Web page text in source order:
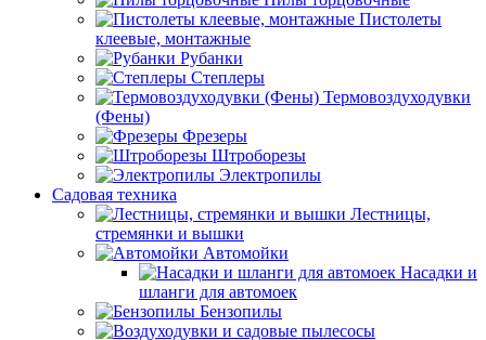
Пистолеты
клеевые, монтажные
Рубанки
Степлеры
Термовоздуходувки
(Фены)
Фрезеры
Штроборезы
Электропилы
Садовая техника
Лестницы,
стремянки и вышки
Автомойки
Насадки и
шланги для автомоек
Бензопилы